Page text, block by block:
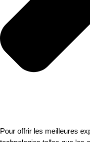
Pour offrir les meilleures